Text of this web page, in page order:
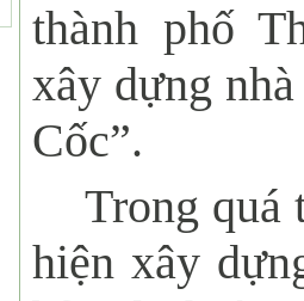
thành phố
xây dựng
Cốc”.
Trong quá
hiện xây